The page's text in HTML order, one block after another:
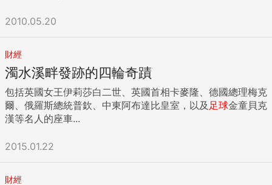
2010.05.20
財經
濁水溪畔發跡的四輪奇蹟
包括英國女王伊莉莎白二世、英國首相卡麥隆、德國總理梅克
爾、俄羅斯總統普欽、中東阿布達比皇室，以及 足球金童貝克
漢等名人的座車...
2015.01.22
財經